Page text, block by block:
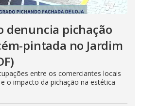
denuncia pichação
pintada no Jardim
entre os comerciantes locais
o impacto da pichação na estética